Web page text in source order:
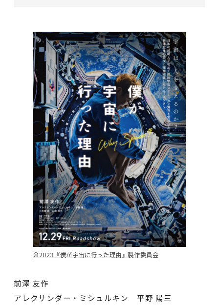
©️2023『僕が宇宙に行った理由』製作委員会
前澤 友作
アレクサンダー・ミシュルキン 平野 陽三